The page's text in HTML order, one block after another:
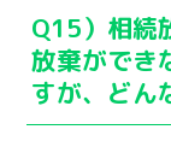
Q15）相続
放棄ができ
すが、どん